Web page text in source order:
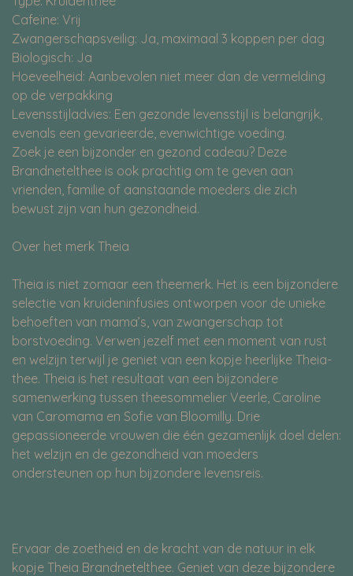
Cafeïne: Vrij
Zwangerschapsveilig: Ja, maximaal 3 koppen per dag
Biologisch: Ja
Hoeveelheid: Aanbevolen niet meer dan de vermelding
op de verpakking
Levensstijladvies: Een gezonde levensstijl is belangrijk,
evenals een gevarieerde, evenwichtige voeding.
Zoek je een bijzonder en gezond cadeau? Deze
Brandnetelthee is ook prachtig om te geven aan
vrienden, familie of aanstaande moeders die zich
bewust zijn van hun gezondheid.
Over het merk Theia
Theia is niet zomaar een theemerk. Het is een bijzondere
selectie van kruideninfusies ontworpen voor de unieke
behoeften van mama’s, van zwangerschap tot
borstvoeding. Verwen jezelf met een moment van rust
en welzijn terwijl je geniet van een kopje heerlijke Theia-
thee. Theia is het resultaat van een bijzondere
samenwerking tussen theesommelier Veerle, Caroline
van Caromama en Sofie van Bloomilly. Drie
gepassioneerde vrouwen die één gezamenlijk doel delen:
het welzijn en de gezondheid van moeders
ondersteunen op hun bijzondere levensreis.
Ervaar de zoetheid en de kracht van de natuur in elk
kopje Theia Brandnetelthee. Geniet van deze bijzondere